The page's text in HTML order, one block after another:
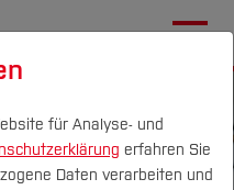
für Analyse- und
erfahren Sie
Daten verarbeiten und